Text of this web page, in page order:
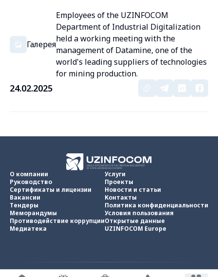
Галерея
Employees of the UZINFOCOM
Department of Industrial Digitalization
held a working meeting with the
management of Datamine, one of the
world's leading suppliers of technologies
for mining production.
24.02.2025
О компании
Руководство
Сертификаты и лицензии
Вакансии
Тендеры
Меморандумы
Противодействие коррупции
Медиатека
Услуги
Проекты
Новости и статьи
Контакты
Политика конфиденциальности
Условия пользования
Открытые данные
UZINFOCOM Europe